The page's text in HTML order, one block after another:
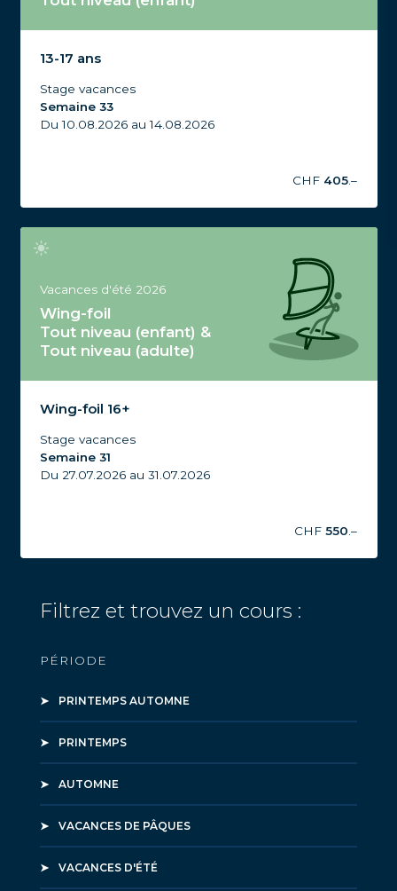
13-17 ans
Stage vacances
Semaine 33
Du 10.08.2026 au 14.08.2026
CHF 405.–
Vacances d'été 2026
Wing-foil
Tout niveau (enfant) &
Tout niveau (adulte)
Wing-foil 16+
Stage vacances
Semaine 31
Du 27.07.2026 au 31.07.2026
CHF 550.–
Filtrez et trouvez un cours :
PÉRIODE
PRINTEMPS AUTOMNE
PRINTEMPS
AUTOMNE
VACANCES DE PÂQUES
VACANCES D'ÉTÉ